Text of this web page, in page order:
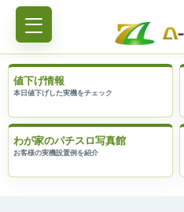
値下げ情報
わが家のパチスロ写真館